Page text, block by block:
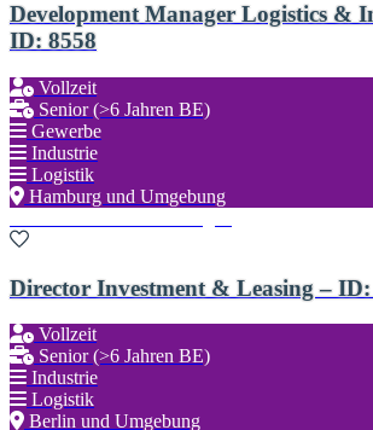
Development Manager Logistics &
ID: 8558
Vollzeit
Senior (>6 Jahren BE)
Gewerbe
Industrie
Logistik
Hamburg und Umgebung
Director Investment & Leasing – ID:
Vollzeit
Senior (>6 Jahren BE)
Industrie
Logistik
Berlin und Umgebung